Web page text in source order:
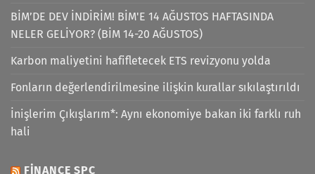
BİM’DE DEV İNDİRİM! BİM'E 14 AĞUSTOS HAFTASINDA
NELER GELİYOR? (BİM 14-20 AĞUSTOS)
Karbon maliyetini hafifletecek ETS revizyonu yolda
Fonların değerlendirilmesine ilişkin kurallar sıkılaştırıldı
İnişlerim Çıkışlarım*: Aynı ekonomiye bakan iki farklı ruh
hali
FINANCE SPC